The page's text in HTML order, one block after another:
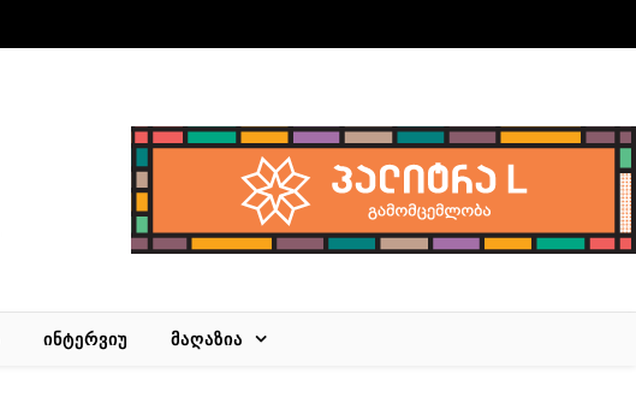
ᲘᲜᲢᲔᲠᲕᲘᲣ ᲛᲐᲦᲐᲖᲘᲐ